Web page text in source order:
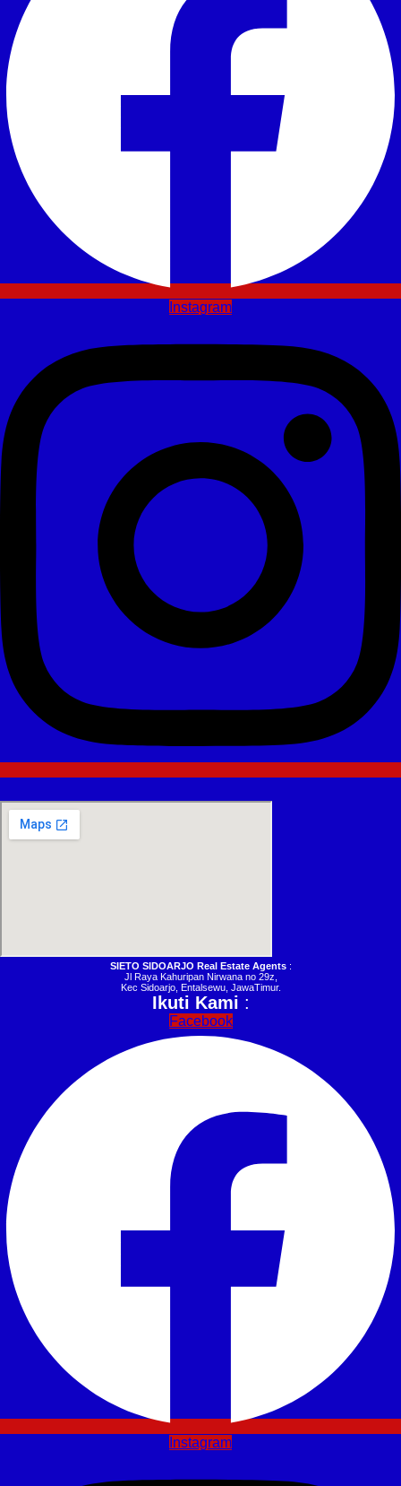
Instagram
SIETO SIDOARJO Real Estate Agents:
Jl Raya Kahuripan Nirwana no 29z,
Kec Sidoarjo, Entalsewu, JawaTimur.
Ikuti Kami :
Facebook
Instagram